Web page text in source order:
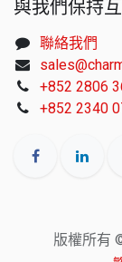
與我們保持
聯絡我們
+852 2806
+852 2340
版權所有